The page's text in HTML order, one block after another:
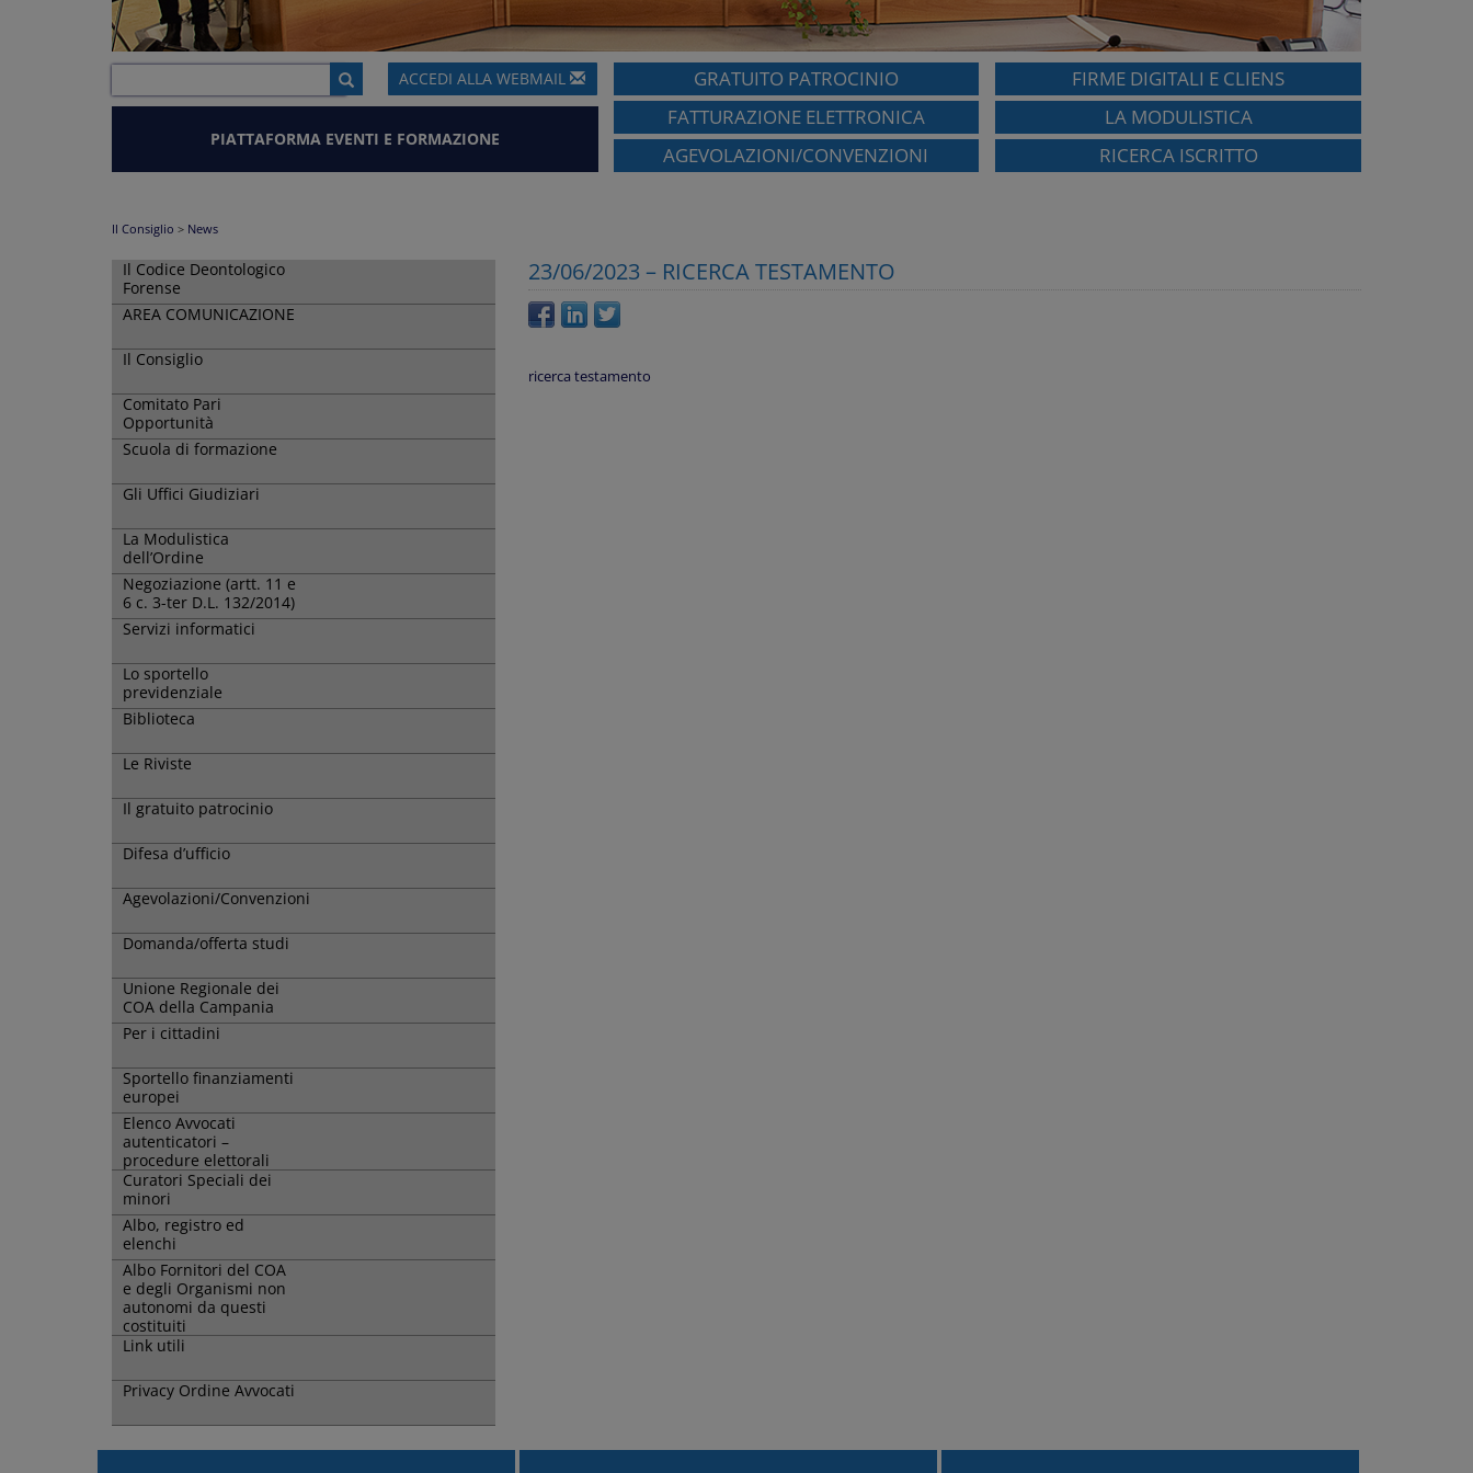
ACCEDI ALLAWEBMAIL
PIATTAFORMA EVENTI E FORMAZIONE
GRATUITO PATROCINIO
FIRME DIGITALI E CLIENS
FATTURAZIONE ELETTRONICA
LA MODULISTICA
AGEVOLAZIONI/CONVENZIONI
RICERCA ISCRITTO
Il Consiglio > News
Il Codice Deontologico
Forense
AREA COMUNICAZIONE
Il Consiglio
Comitato Pari
Opportunità
Scuola di formazione
Gli Uffici Giudiziari
La Modulistica
dell’Ordine
Negoziazione (artt. 11 e
6 c. 3-ter D.L. 132/2014)
Servizi informatici
Lo sportello
previdenziale
Biblioteca
Le Riviste
Il gratuito patrocinio
Difesa d’ufficio
Agevolazioni/Convenzioni
Domanda/offerta studi
Unione Regionale dei
COA della Campania
Per i cittadini
Sportello finanziamenti
europei
Elenco Avvocati
autenticatori –
procedure elettorali
Curatori Speciali dei
minori
Albo, registro ed
elenchi
Albo Fornitori del COA
e degli Organismi non
autonomi da questi
costituiti
Link utili
Privacy Ordine Avvocati
23/06/2023 – RICERCA TESTAMENTO
ricerca testamento